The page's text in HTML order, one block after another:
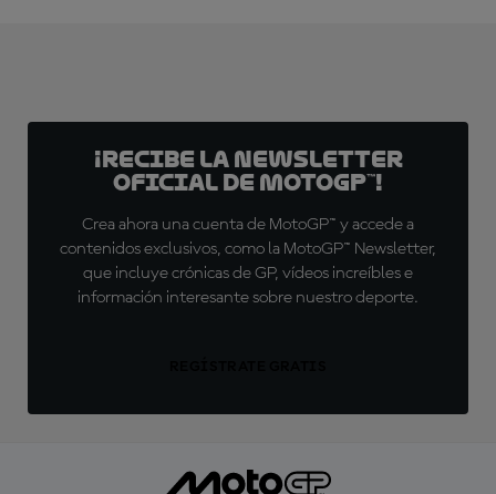
¡Recibe la Newsletter
oficial de MotoGP™!
Crea ahora una cuenta de MotoGP™ y accede a
contenidos exclusivos, como la MotoGP™ Newsletter,
que incluye crónicas de GP, vídeos increíbles e
información interesante sobre nuestro deporte.